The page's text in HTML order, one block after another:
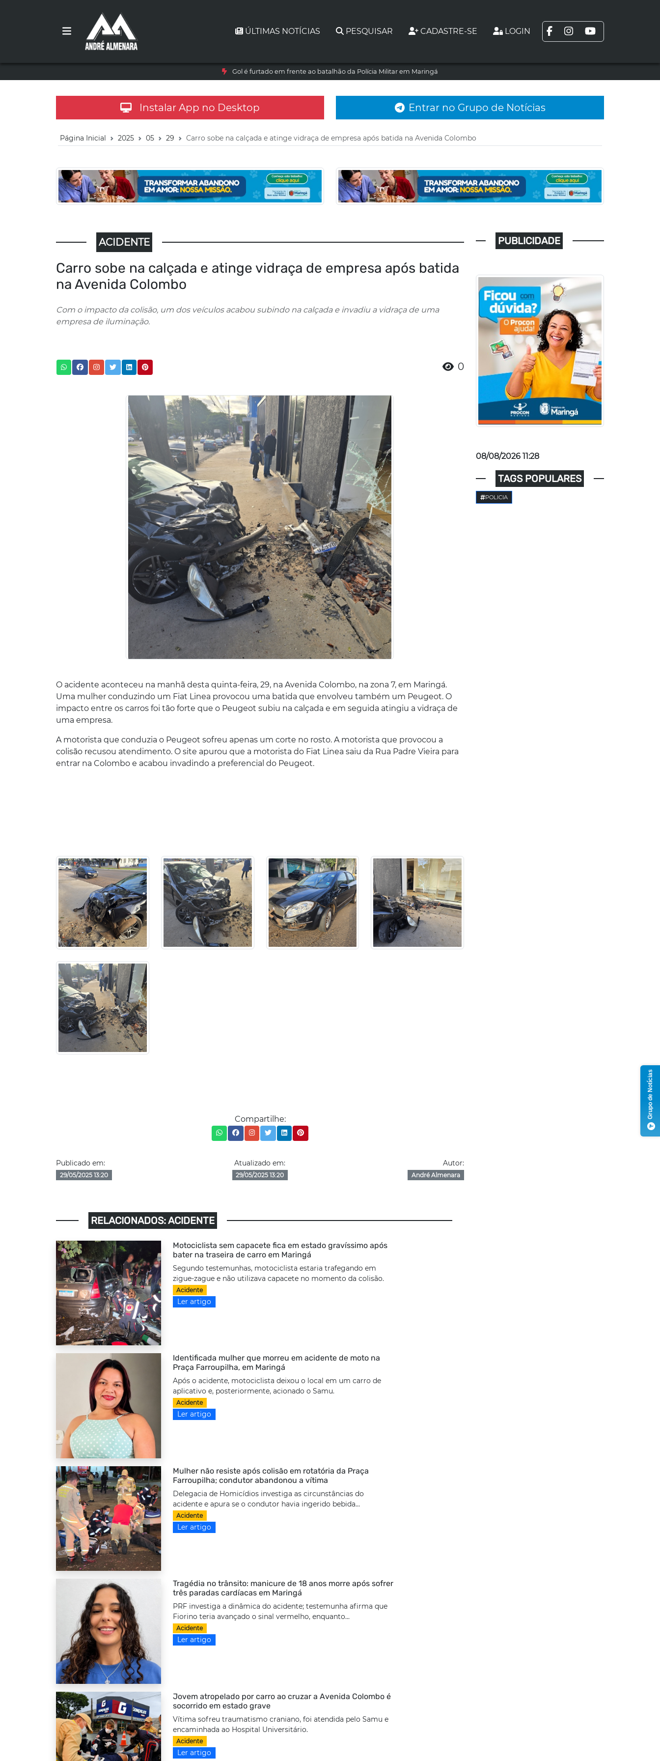
ÚLTIMAS NOTÍCIAS PESQUISAR CADASTRE-SE LOGIN
Gol é furtado em frente ao batalhão da Polícia Militar em Maringá
Instalar App no Desktop Entrar no Grupo de Notícias
Página Inicial 2025 05 29 Carro sobe na calçada e atinge vidraça de empresa após batida na Avenida Colombo
ACIDENTE
Carro sobe na calçada e atinge vidraça de empresa após batida
na Avenida Colombo
Com o impacto da colisão, um dos veículos acabou subindo na calçada e invadiu a vidraça de uma
empresa de iluminação.
0
O acidente aconteceu na manhã desta quinta-feira, 29, na Avenida Colombo, na zona 7, em Maringá.
Uma mulher conduzindo um Fiat Linea provocou uma batida que envolveu também um Peugeot. O
impacto entre os carros foi tão forte que o Peugeot subiu na calçada e em seguida atingiu a vidraça de
uma empresa.
A motorista que conduzia o Peugeot sofreu apenas um corte no rosto. A motorista que provocou a
colisão recusou atendimento. O site apurou que a motorista do Fiat Linea saiu da Rua Padre Vieira para
entrar na Colombo e acabou invadindo a preferencial do Peugeot.
Compartilhe:
Publicado em:
29/05/2025 13:20
Atualizado em:
29/05/2025 13:20
Autor:
André Almenara
RELACIONADOS: ACIDENTE
Motociclista sem capacete fica em estado gravíssimo após
bater na traseira de carro em Maringá
Segundo testemunhas, motociclista estaria trafegando em
zigue-zague e não utilizava capacete no momento da colisão.
Acidente
Ler artigo
Identificada mulher que morreu em acidente de moto na
Praça Farroupilha, em Maringá
Após o acidente, motociclista deixou o local em um carro de
aplicativo e, posteriormente, acionado o Samu.
Acidente
Ler artigo
Mulher não resiste após colisão em rotatória da Praça
Farroupilha; condutor abandonou a vítima
Delegacia de Homicídios investiga as circunstâncias do
acidente e apura se o condutor havia ingerido bebida...
Acidente
Ler artigo
Tragédia no trânsito: manicure de 18 anos morre após sofrer
três paradas cardíacas em Maringá
PRF investiga a dinâmica do acidente; testemunha afirma que
Fiorino teria avançado o sinal vermelho, enquanto...
Acidente
Ler artigo
Jovem atropelado por carro ao cruzar a Avenida Colombo é
socorrido em estado grave
Vítima sofreu traumatismo craniano, foi atendida pelo Samu e
encaminhada ao Hospital Universitário.
Acidente
Ler artigo
PUBLICIDADE
08/08/2026 11:28
TAGS POPULARES
POLICIA
Grupo de Notícias